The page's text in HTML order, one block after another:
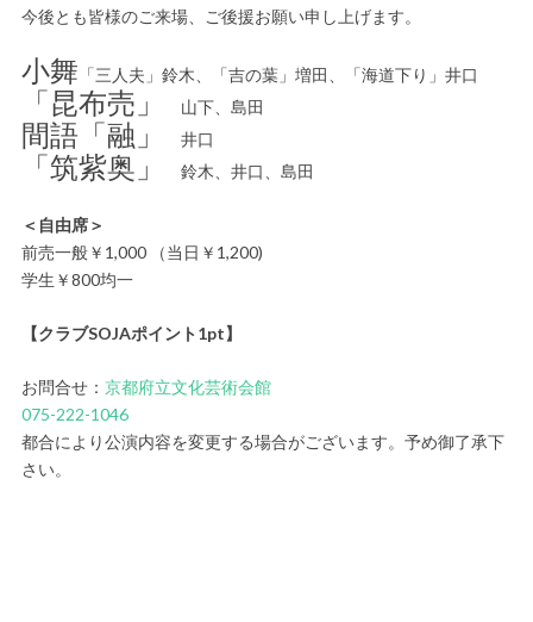
今後とも皆様のご来場、ご後援お願い申し上げます。
小舞 「三人夫」鈴木、「吉の葉」増田、「海道下り」井口
「昆布売」 山下、島田
間語「融」 井口
「筑紫奥」 鈴木、井口、島田
＜自由席＞
前売一般￥1,000 （当日￥1,200)
学生￥800均一
【クラブSOJAポイント1pt】
お問合せ： 京都府立文化芸術会館
075-222-1046
都合により公演内容を変更する場合がございます。予め御了承下
さい。